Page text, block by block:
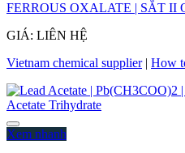
FERROUS OXALATE | SẮT II
GIÁ: LIÊN HỆ
Vietnam chemical supplier| How
Xem nhanh